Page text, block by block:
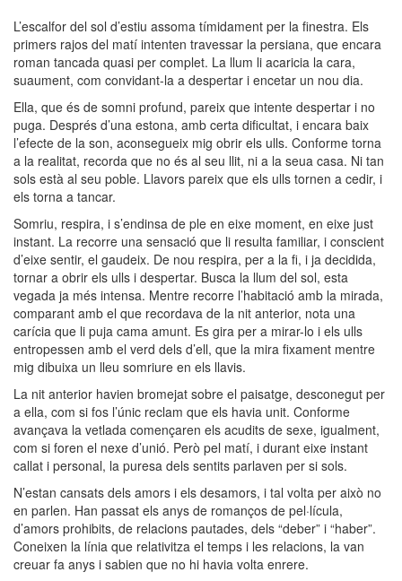
L’escalfor del sol d’estiu assoma tímidament per la finestra. Els
primers rajos del matí intenten travessar la persiana, que encara
roman tancada quasi per complet. La llum li acaricia la cara,
suaument, com convidant-la a despertar i encetar un nou dia.
Ella, que és de somni profund, pareix que intente despertar i no
puga. Després d’una estona, amb certa dificultat, i encara baix
l’efecte de la son, aconsegueix mig obrir els ulls. Conforme torna
a la realitat, recorda que no és al seu llit, ni a la seua casa. Ni tan
sols està al seu poble. Llavors pareix que els ulls tornen a cedir, i
els torna a tancar.
Somriu, respira, i s’endinsa de ple en eixe moment, en eixe just
instant. La recorre una sensació que li resulta familiar, i conscient
d’eixe sentir, el gaudeix. De nou respira, per a la fi, i ja decidida,
tornar a obrir els ulls i despertar. Busca la llum del sol, esta
vegada ja més intensa. Mentre recorre l’habitació amb la mirada,
comparant amb el que recordava de la nit anterior, nota una
carícia que li puja cama amunt. Es gira per a mirar-lo i els ulls
entropessen amb el verd dels d’ell, que la mira fixament mentre
mig dibuixa un lleu somriure en els llavis.
La nit anterior havien bromejat sobre el paisatge, desconegut per
a ella, com si fos l’únic reclam que els havia unit. Conforme
avançava la vetlada començaren els acudits de sexe, igualment,
com si foren el nexe d’unió. Però pel matí, i durant eixe instant
callat i personal, la puresa dels sentits parlaven per si sols.
N’estan cansats dels amors i els desamors, i tal volta per això no
en parlen. Han passat els anys de romanços de pel·lícula,
d’amors prohibits, de relacions pautades, dels “deber” i “haber”.
Coneixen la línia que relativitza el temps i les relacions, la van
creuar fa anys i sabien que no hi havia volta enrere.